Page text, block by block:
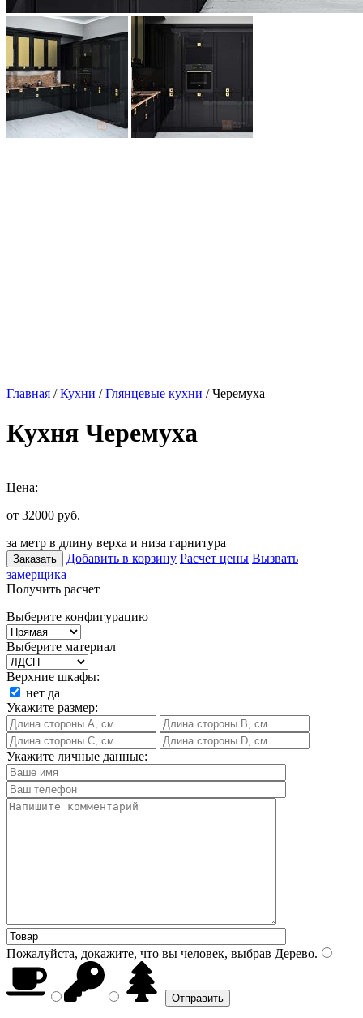
Главная /Кухни /Глянцевые кухни / Черемуха
Кухня Черемуха
Цена:
от 32000 руб.
за метр в длину верха и низа гарнитура
Заказать Добавить в корзину Расчет цены Вызвать
замерщика
Получить расчет
Выберите конфигурацию
Выберите материал
Верхние шкафы:
нет да
Укажите размер:
Укажите личные данные:
Пожалуйста, докажите, что вы человек, выбрав Дерево.